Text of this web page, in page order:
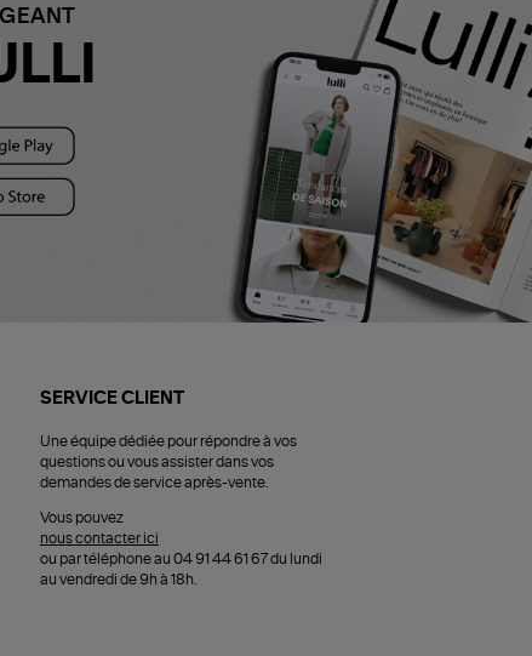
SERVICE CLIENT
Une équipe dédiée pour répondre à vos
questions ou vous assister dans vos
demandes de service après-vente.
Vous pouvez
nous contacter ici
ou par téléphone au 04 91 44 61 67 du lundi
au vendredi de 9h à 18h.